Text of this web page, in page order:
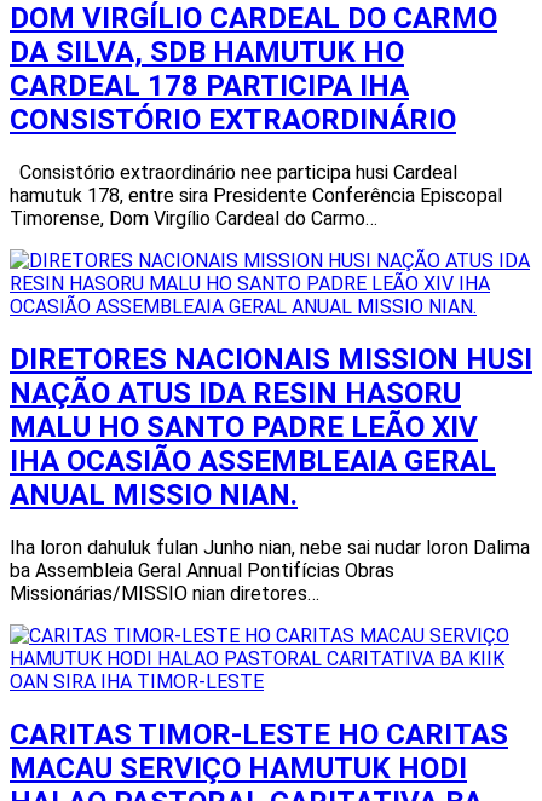
DOM VIRGÍLIO CARDEAL DO CARMO
DA SILVA, SDB HAMUTUK HO
CARDEAL 178 PARTICIPA IHA
CONSISTÓRIO EXTRAORDINÁRIO
Consistório extraordinário nee participa husi Cardeal
hamutuk 178, entre sira Presidente Conferência Episcopal
Timorense, Dom Virgílio Cardeal do Carmo…
DIRETORES NACIONAIS MISSION HUSI
NAÇÃO ATUS IDA RESIN HASORU
MALU HO SANTO PADRE LEÃO XIV
IHA OCASIÃO ASSEMBLEAIA GERAL
ANUAL MISSIO NIAN.
Iha loron dahuluk fulan Junho nian, nebe sai nudar loron Dalima
ba Assembleia Geral Annual Pontifícias Obras
Missionárias/MISSIO nian diretores…
CARITAS TIMOR-LESTE HO CARITAS
MACAU SERVIÇO HAMUTUK HODI